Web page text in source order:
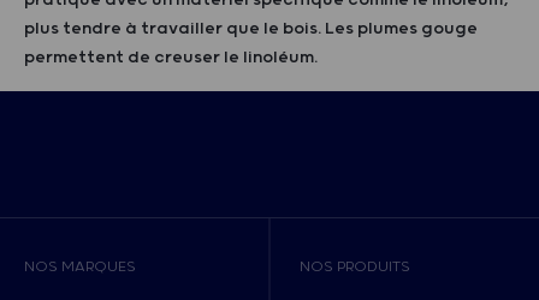
plus tendre à travailler que le bois. Les plumes gouge
permettent de creuser le linoléum.
NOS MARQUES NOS PRODUITS